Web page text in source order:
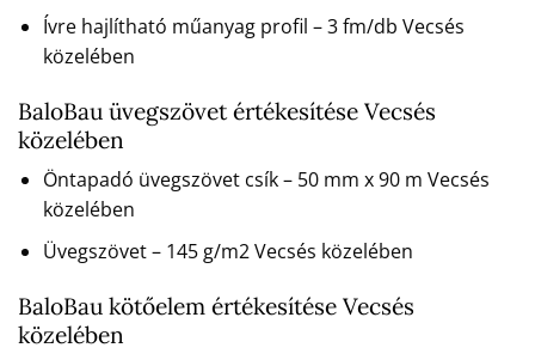
Ívre hajlítható műanyag profil – 3 fm/db Vecsés
közelében
BaloBau üvegszövet értékesítése Vecsés
közelében
Öntapadó üvegszövet csík – 50 mm x 90 m Vecsés
közelében
Üvegszövet – 145 g/m2 Vecsés közelében
BaloBau kötőelem értékesítése Vecsés
közelében